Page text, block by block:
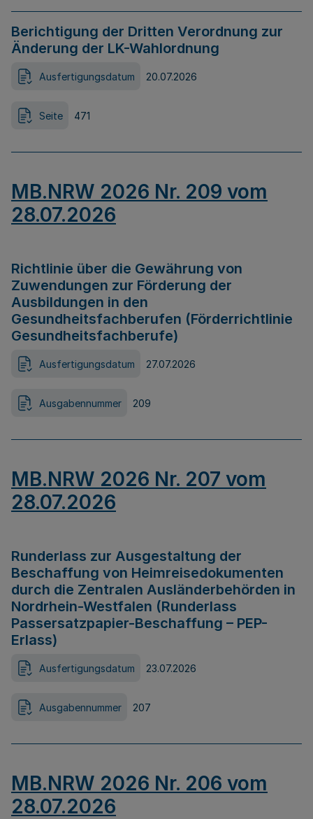
Berichtigung der Dritten Verordnung zur
Änderung der LK-Wahlordnung
Ausfertigungsdatum 20.07.2026
Seite 471
MB.NRW 2026 Nr. 209 vom
28.07.2026
Richtlinie über die Gewährung von
Zuwendungen zur Förderung der
Ausbildungen in den
Gesundheitsfachberufen (Förderrichtlinie
Gesundheitsfachberufe)
Ausfertigungsdatum 27.07.2026
Ausgabennummer 209
MB.NRW 2026 Nr. 207 vom
28.07.2026
Runderlass zur Ausgestaltung der
Beschaffung von Heimreisedokumenten
durch die Zentralen Ausländerbehörden in
Nordrhein-Westfalen (Runderlass
Passersatzpapier-Beschaffung – PEP-
Erlass)
Ausfertigungsdatum 23.07.2026
Ausgabennummer 207
MB.NRW 2026 Nr. 206 vom
28.07.2026